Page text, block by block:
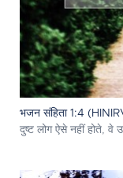
भजन संहिता 1:4
दुष्ट लोग ऐसे नहीं होते, वे